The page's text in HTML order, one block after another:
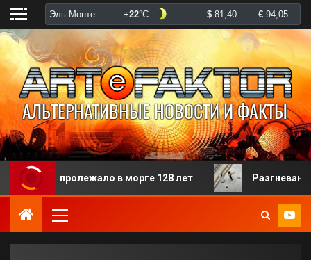
пролежало в морге 128 лет Разгневанная